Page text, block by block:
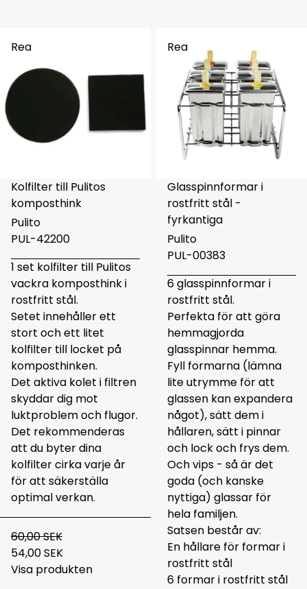
Rea
Kolfilter till Pulitos
komposthink
Pulito
PUL-42200
1 set kolfilter till Pulitos
vackra komposthink i
rostfritt stål.
Setet innehåller ett
stort och ett litet
kolfilter till locket på
komposthinken.
Det aktiva kolet i filtren
skyddar dig mot
luktproblem och flugor.
Det rekommenderas
att du byter dina
kolfilter cirka varje år
för att säkerställa
optimal verkan.
60,00 SEK
54,00 SEK
Visa produkten
Rea
Glasspinnformar i
rostfritt stål -
fyrkantiga
Pulito
PUL-00383
6 glasspinnformar i
rostfritt stål.
Perfekta för att göra
hemmagjorda
glasspinnar hemma.
Fyll formarna (lämna
lite utrymme för att
glassen kan expandera
något), sätt dem i
hållaren, sätt i pinnar
och lock och frys dem.
Och vips - så är det
goda (och kanske
nyttiga) glassar för
hela familjen.
Satsen består av:
En hållare för formar i
rostfritt stål
6 formar i rostfritt stål